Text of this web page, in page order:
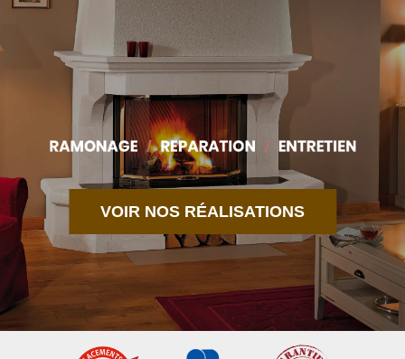
VOIR NOS RÉALISATIONS